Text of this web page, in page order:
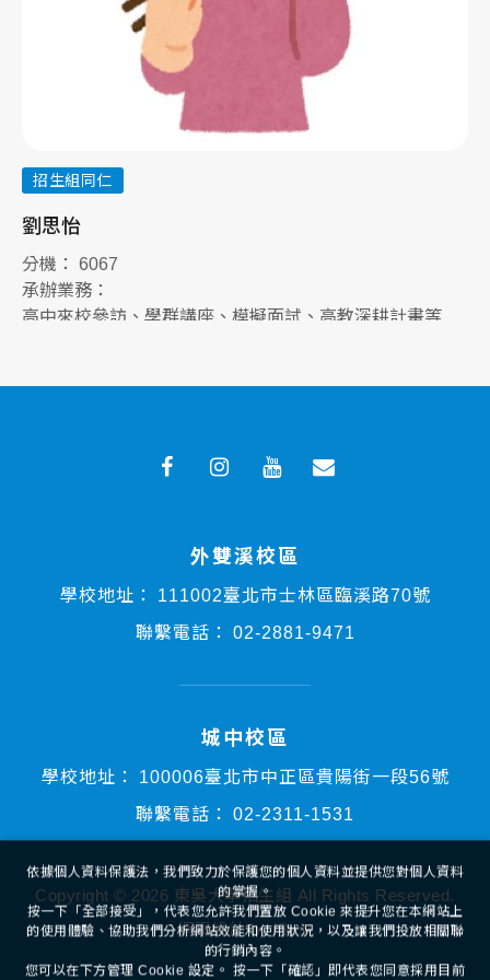
招生組同仁
劉思怡
分機： 6067
承辦業務：
高中來校參訪、學群講座、模擬面試、高教深耕計畫等
外雙溪校區
學校地址：
111002臺北市士林區臨溪路70號
聯繫電話：
02-2881-9471
城中校區
學校地址：
100006臺北市中正區貴陽街一段56號
聯繫電話：
02-2311-1531
Copyright © 2026 東吳大學招生組 All Rights Reserved.
網頁設計 by iBest
依據個人資料保護法，我們致力於保護您的個人資料並提供您對個人資料
的掌握。
的行銷內容。
您可以在下方管理 Cookie 設定。 按一下「確認」即代表您同意採用目前
的設定。
管理Cookies 全部接受